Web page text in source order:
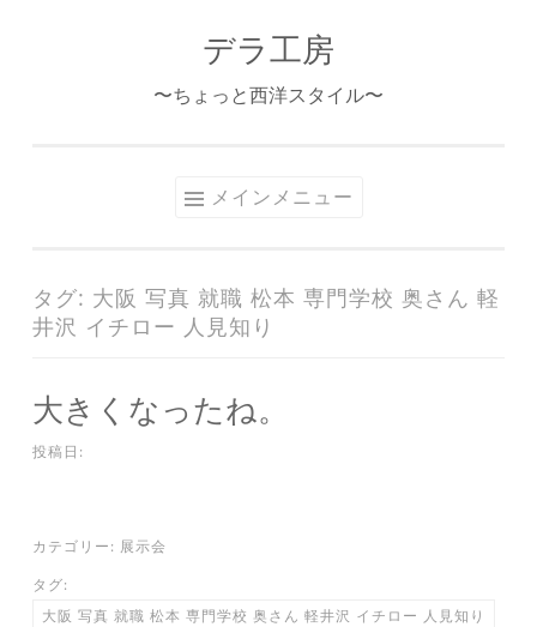
ッ
プ
デラ工房
〜ちょっと西洋スタイル〜
メインメニュー
タグ: 大阪 写真 就職 松本 専門学校 奥さん 軽
井沢 イチロー 人見知り
大きくなったね。
投稿日:
カテゴリー: 展示会
タグ:
大阪 写真 就職 松本 専門学校 奥さん 軽井沢 イチロー 人見知り